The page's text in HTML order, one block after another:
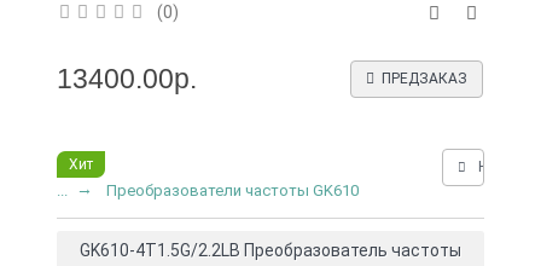
(0)
13400.00р. ПРЕДЗАКАЗ
Хит Нашли
Преобразователи частоты GK610
GK610-4T1.5G/2.2LB Преобразователь частоты